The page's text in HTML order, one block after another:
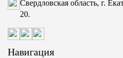
Свердловская область, г.
20.
Навигация